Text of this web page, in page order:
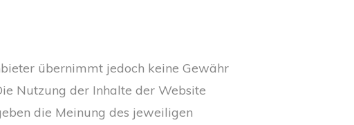
übernimmt jedoch keine Gewähr
Nutzung der Inhalte der Website
die Meinung des jeweiligen